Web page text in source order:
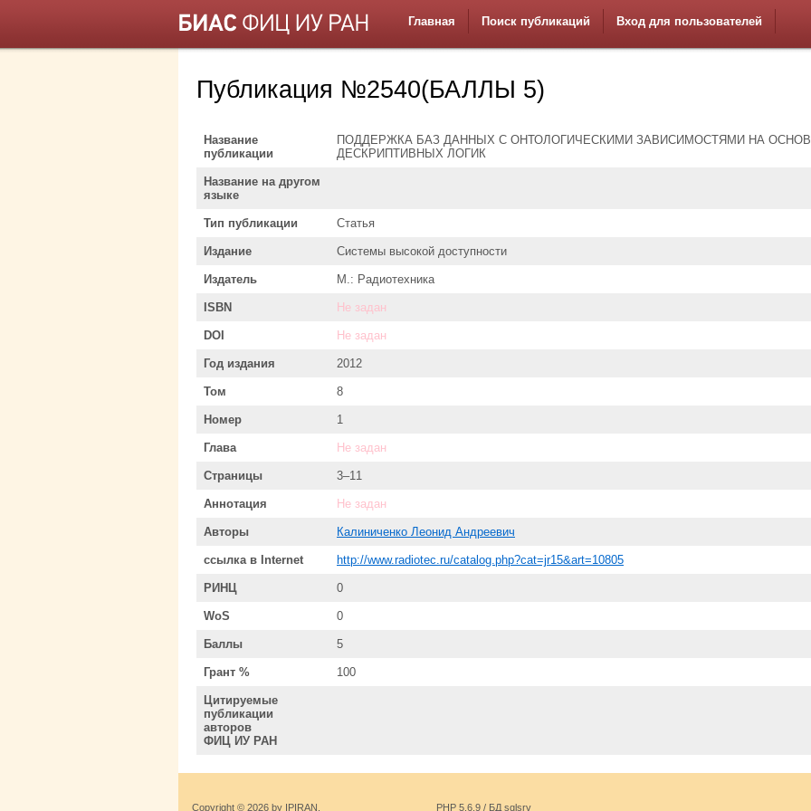
Главная Поиск публикаций Вход для пользователей
Публикация №2540(БАЛЛЫ 5)
Название
публикации
ПОДДЕРЖКА БАЗ ДАННЫХ С ОНТОЛОГИЧЕСКИМИ ЗАВИСИМОСТЯМИ НА
ДЕСКРИПТИВНЫХ ЛОГИК
Название на другом
языке
Тип публикации Статья
Издание Системы высокой доступности
Издатель М.: Радиотехника
ISBN Не задан
DOI Не задан
Год издания 2012
Том 8
Номер 1
Глава Не задан
Страницы 3–11
Аннотация Не задан
Авторы Калиниченко Леонид Андреевич
ссылка в Internet http://www.radiotec.ru/catalog.php?cat=jr15&art=10805
РИНЦ 0
WoS 0
Баллы 5
Грант % 100
Цитируемые
публикации
авторов
ФИЦ ИУ РАН
Copyright © 2026 by IPIRAN. PHP 5.6.9 / БД sqlsrv